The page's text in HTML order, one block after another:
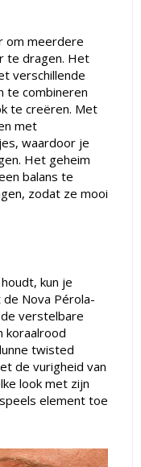
om meerdere
te dragen. Het
verschillende
te combineren
te creëren. Met
met
waardoor je
Het geheim
balans te
zodat ze mooi
kun je
Nova Pérola-
verstelbare
koraalrood
twisted
de vurigheid van
look met zijn
element toe